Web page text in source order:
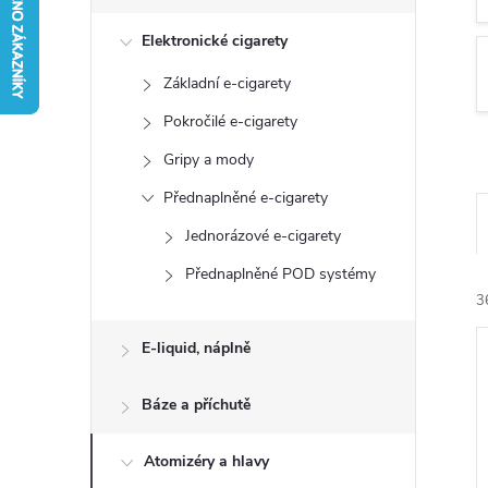
a
Elektronické cigarety
Základní e-cigarety
Pokročilé e-cigarety
Gripy a mody
Přednaplněné e-cigarety
Jednorázové e-cigarety
Přednaplněné POD systémy
E-liquid, náplně
Báze a příchutě
Atomizéry a hlavy
a